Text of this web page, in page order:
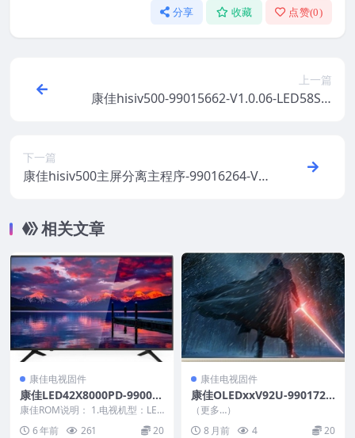
分享 收藏 点赞(0)
上一篇
康佳hisiv500-99015662-V1.0.06-LED58S1-
下一篇
康佳hisiv500主屏分离主程序-99016264-V2.
相关文章
康佳电视固件
康佳LED42X8000PD-99009
127-V1.0.09原厂系统刷机电
视固件包下载
康佳ROM说明： 1.电视机型：LED
42X8000PD 2.物料号：99009...
6 年前 261 20
康佳电视固件
康佳OLEDxxV92U-9901724
0-V1.1.04-主程序_U盘刷机固
件
（更多…）
8 月前
4 20